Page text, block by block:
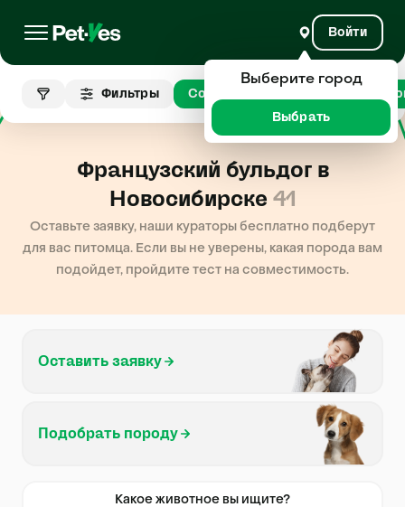
Войти
Фильтры Собаки
Французский
бульдог
Французский бульдог в
Новосибирске 41
Оставьте заявку, наши кураторы бесплатно подберут
для вас питомца. Если вы не уверены, какая порода вам
подойдет, пройдите тест на совместимость.
Оставить заявку
Подобрать породу
Какое животное вы ищите?
Выберите город
Выбрать